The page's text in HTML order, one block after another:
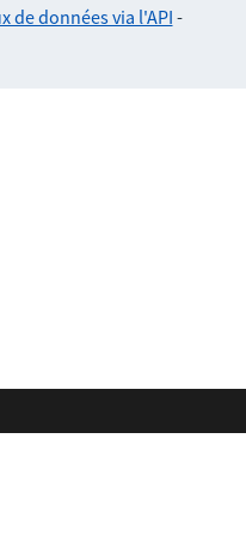
de données via l'API -